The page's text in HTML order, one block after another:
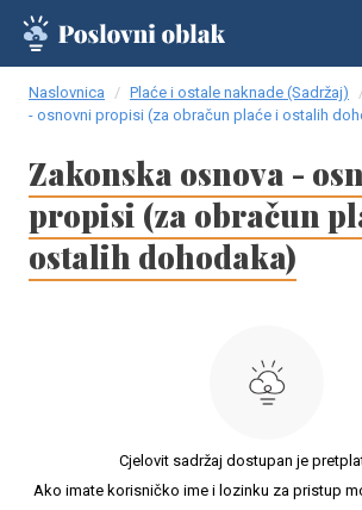
Naslovnica Plaće i ostale naknade (Sadržaj)
- osnovni propisi (za obračun plaće i ostalih
Zakonska osnova -
propisi (za obračun
ostalih dohodaka)
Cjelovit sadržaj dostupan je
Ako imate korisničko ime i lozinku za pristup